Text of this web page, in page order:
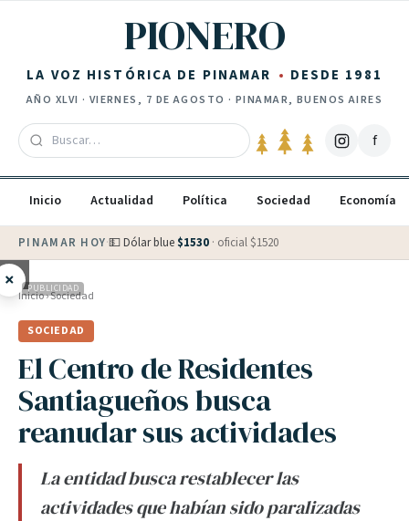
PIONERO
LA VOZ HISTÓRICA DE PINAMAR DESDE 1981
AÑO XLVI · VIERNES, 7 DE AGOSTO · PINAMAR, BUENOS AIRES
f
Inicio Actualidad Política Sociedad Economía
PINAMAR HOY·💵 Dólar blue $1530 · oficial $1520
× PUBLICIDAD
Inicio›Sociedad
SOCIEDAD
El Centro de Residentes
Santiagueños busca
reanudar sus actividades
La entidad busca restablecer las
actividades que habían sido paralizadas